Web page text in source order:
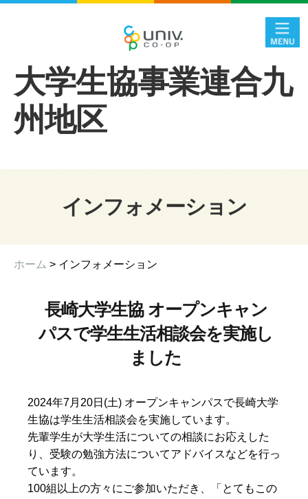
大学生協事業連合九
州地区
インフォメーション
ホーム > インフォメーション
長崎大学生協 オープンキャン
パスで学生生活相談会を実施し
ました
2024年7月20日(土) オープンキャンパスで長崎大学
生協は学生生活相談会を実施しています。
先輩学生が大学生活についての相談にお応えした
り、受験の勉強方法についてアドバイスなどを行っ
ています。
100組以上の方々にご参加いただき、「とてもこの